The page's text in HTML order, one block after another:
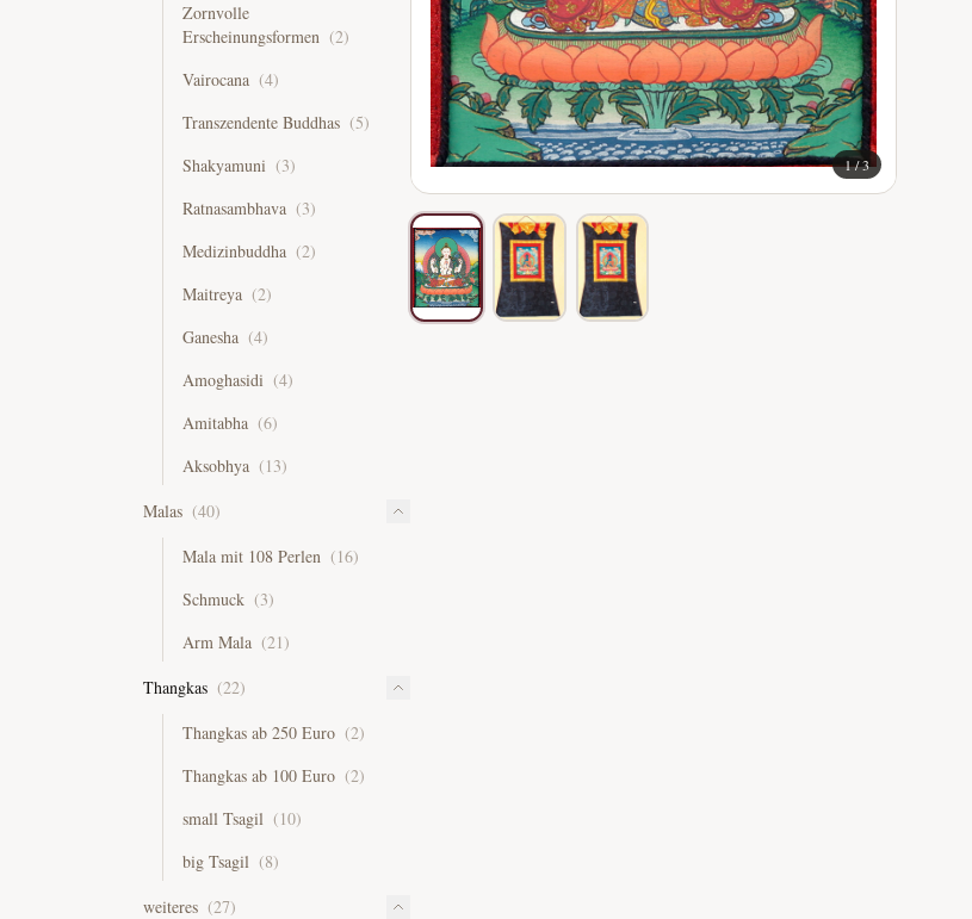
Zornvolle
Erscheinungsformen (2)
Vairocana (4)
Transzendente Buddhas (5)
Shakyamuni (3)
Ratnasambhava (3)
Medizinbuddha (2)
Maitreya (2)
Ganesha (4)
Amoghasidi (4)
Amitabha (6)
Aksobhya (13)
Malas (40)
Mala mit 108 Perlen (16)
Schmuck (3)
Arm Mala (21)
Thangkas (22)
Thangkas ab 250 Euro (2)
Thangkas ab 100 Euro (2)
small Tsagil (10)
big Tsagil (8)
weiteres (27)
1/3